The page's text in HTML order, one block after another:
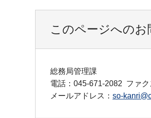
このページへのお
総務局管理課
電話：045-671-2082 ファ
メールアドレス： so-